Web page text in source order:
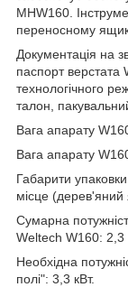
MHW160.
переносному
Документація на
паспорт верстата
технологічного
талон,
Вага апарату
Вага апарату
Габарити
місце
Сумарна
Weltech W160: 2,3
Необхідна
полі": 3,3 кВт.